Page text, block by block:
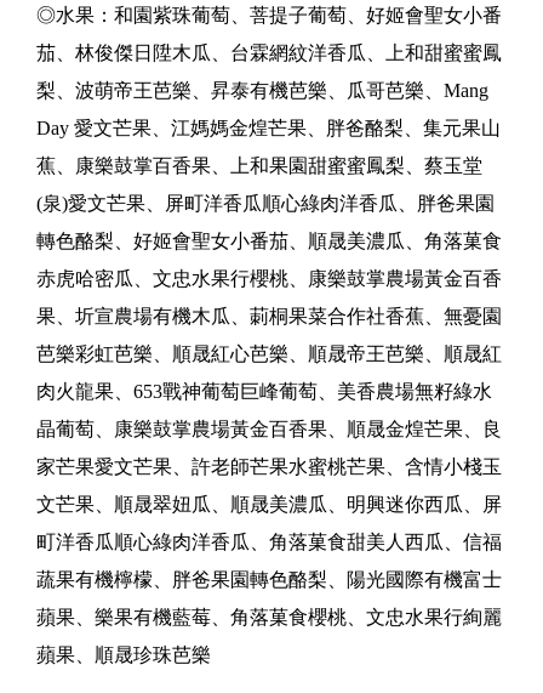
◎水果：和園紫珠葡萄、菩提子葡萄、好姬會聖女小番
茄、林俊傑日陞木瓜、台霖網紋洋香瓜、上和甜蜜蜜鳳
梨、波萌帝王芭樂、昇泰有機芭樂、瓜哥芭樂、Mang
Day 愛文芒果、江媽媽金煌芒果、胖爸酪梨、集元果山
蕉、康樂鼓掌百香果、上和果園甜蜜蜜鳳梨、蔡玉堂
(泉)愛文芒果、屏町洋香瓜順心綠肉洋香瓜、胖爸果園
轉色酪梨、好姬會聖女小番茄、順晟美濃瓜、角落菓食
赤虎哈密瓜、文忠水果行櫻桃、康樂鼓掌農場黃金百香
果、圻宣農場有機木瓜、莿桐果菜合作社香蕉、無憂園
芭樂彩虹芭樂、順晟紅心芭樂、順晟帝王芭樂、順晟紅
肉火龍果、653戰神葡萄巨峰葡萄、美香農場無籽綠水
晶葡萄、康樂鼓掌農場黃金百香果、順晟金煌芒果、良
家芒果愛文芒果、許老師芒果水蜜桃芒果、含情小棧玉
文芒果、順晟翠妞瓜、順晟美濃瓜、明興迷你西瓜、屏
町洋香瓜順心綠肉洋香瓜、角落菓食甜美人西瓜、信福
蔬果有機檸檬、胖爸果園轉色酪梨、陽光國際有機富士
蘋果、樂果有機藍莓、角落菓食櫻桃、文忠水果行絢麗
蘋果、順晟珍珠芭樂